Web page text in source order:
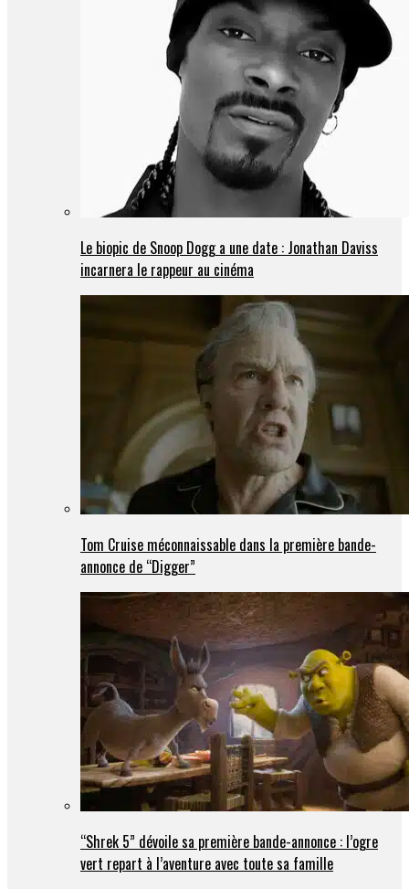
Le biopic de Snoop Dogg a une date : Jonathan Daviss
incarnera le rappeur au cinéma
Tom Cruise méconnaissable dans la première bande-
annonce de “Digger”
“Shrek 5” dévoile sa première bande-annonce : l’ogre
vert repart à l’aventure avec toute sa famille